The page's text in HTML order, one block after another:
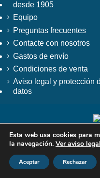
desde 1905
Equipo
Preguntas frecuentes
Contacte con nosotros
Gastos de envío
Condiciones de venta
Aviso legal y protección
datos
Esta web usa cookies para
la navegación. Ver aviso
Aceptar Rechazar